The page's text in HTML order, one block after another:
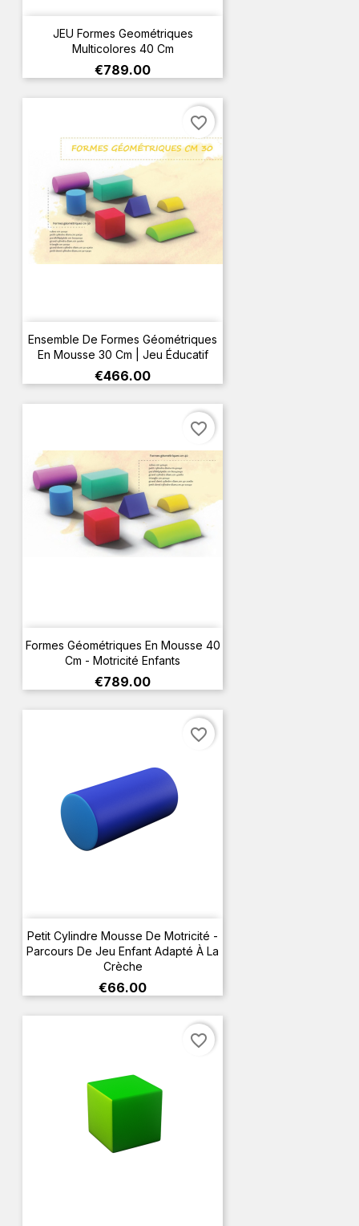
JEU Formes Geométriques
Multicolores 40 Cm
Price
€789.00
Ensemble De Formes Géométriques
En Mousse 30 Cm | Jeu Éducatif
Price
€466.00
favorite_border
Formes Géométriques En Mousse 40
Cm - Motricité Enfants
Price
€789.00
favorite_border
Petit Cylindre Mousse De Motricité -
Parcours De Jeu Enfant Adapté À La
Crèche
Price
€66.00
favorite_border
favorite_border